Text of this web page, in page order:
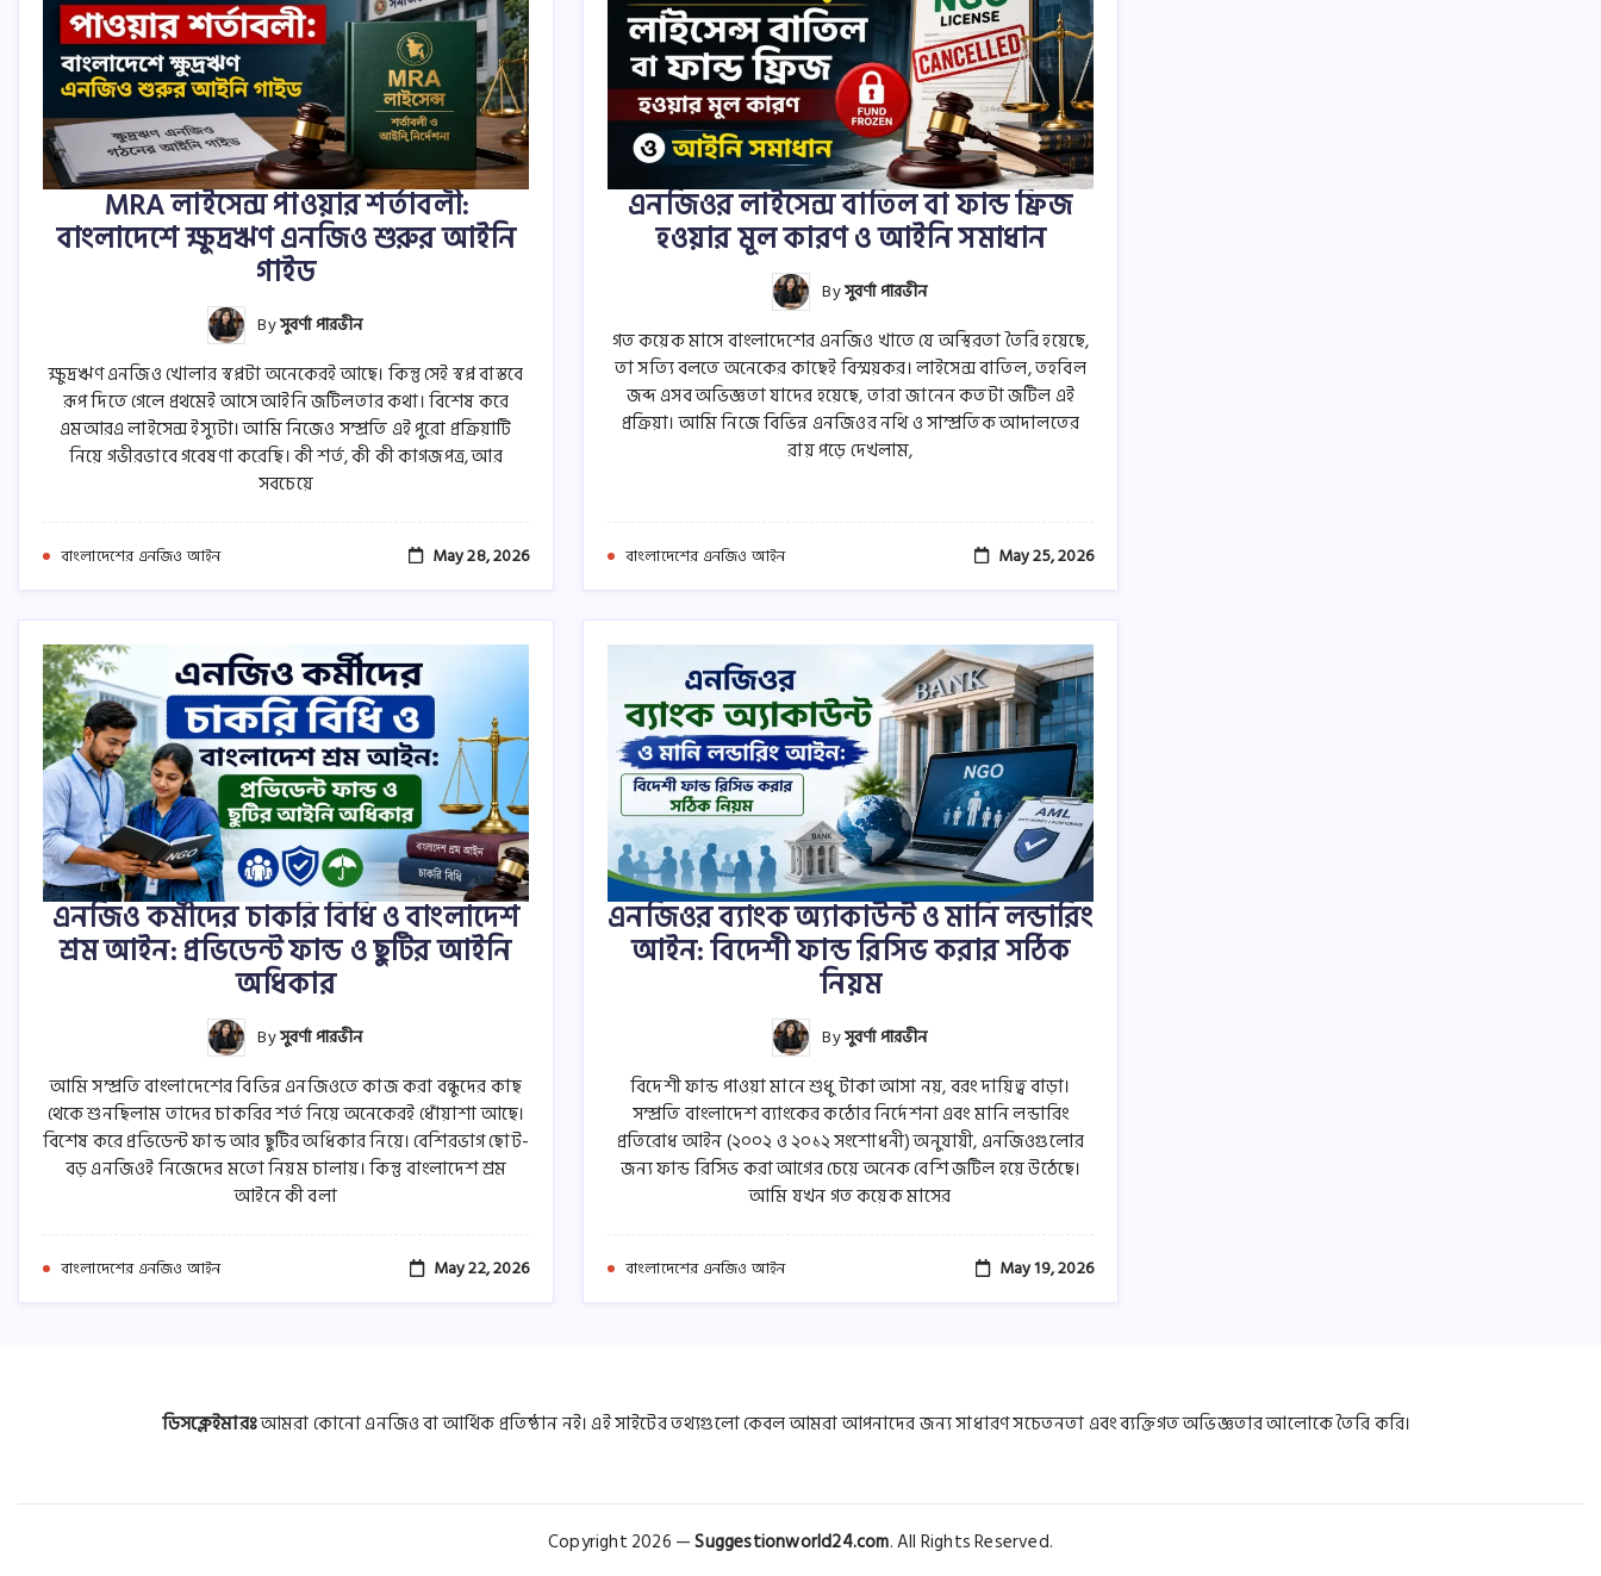
MRA লাইসেন্স পাওয়ার শর্তাবলী:
বাংলাদেশে ক্ষুদ্রঋণ এনজিও শুরুর আইনি
গাইড
Byসুবর্ণা পারভীন
ক্ষুদ্রঋণ এনজিও খোলার স্বপ্নটা অনেকেরই আছে। কিন্তু সেই স্বপ্ন বাস্তবে
রূপ দিতে গেলে প্রথমেই আসে আইনি জটিলতার কথা। বিশেষ করে
এমআরএ লাইসেন্স ইস্যুটা। আমি নিজেও সম্প্রতি এই পুরো প্রক্রিয়াটি
নিয়ে গভীরভাবে গবেষণা করেছি। কী শর্ত, কী কী কাগজপত্র, আর
সবচেয়ে
বাংলাদেশের এনজিও আইন May 28, 2026
এনজিওর লাইসেন্স বাতিল বা ফান্ড ফ্রিজ
হওয়ার মূল কারণ ও আইনি সমাধান
Byসুবর্ণা পারভীন
গত কয়েক মাসে বাংলাদেশের এনজিও খাতে যে অস্থিরতা তৈরি হয়েছে,
তা সত্যি বলতে অনেকের কাছেই বিস্ময়কর। লাইসেন্স বাতিল, তহবিল
জব্দ এসব অভিজ্ঞতা যাদের হয়েছে, তারা জানেন কতটা জটিল এই
প্রক্রিয়া। আমি নিজে বিভিন্ন এনজিওর নথি ও সাম্প্রতিক আদালতের
রায় পড়ে দেখলাম,
বাংলাদেশের এনজিও আইন May 25, 2026
এনজিও কর্মীদের চাকরি বিধি ও বাংলাদেশ
শ্রম আইন: প্রভিডেন্ট ফান্ড ও ছুটির আইনি
অধিকার
Byসুবর্ণা পারভীন
আমি সম্প্রতি বাংলাদেশের বিভিন্ন এনজিওতে কাজ করা বন্ধুদের কাছ
থেকে শুনছিলাম তাদের চাকরির শর্ত নিয়ে অনেকেরই ধোঁয়াশা আছে।
বিশেষ করে প্রভিডেন্ট ফান্ড আর ছুটির অধিকার নিয়ে। বেশিরভাগ ছোট-
বড় এনজিওই নিজেদের মতো নিয়ম চালায়। কিন্তু বাংলাদেশ শ্রম
আইনে কী বলা
বাংলাদেশের এনজিও আইন May 22, 2026
এনজিওর ব্যাংক অ্যাকাউন্ট ও মানি লন্ডারিং
আইন: বিদেশী ফান্ড রিসিভ করার সঠিক
নিয়ম
Byসুবর্ণা পারভীন
বিদেশী ফান্ড পাওয়া মানে শুধু টাকা আসা নয়, বরং দায়িত্ব বাড়া।
সম্প্রতি বাংলাদেশ ব্যাংকের কঠোর নির্দেশনা এবং মানি লন্ডারিং
প্রতিরোধ আইন (২০০২ ও ২০১২ সংশোধনী) অনুযায়ী, এনজিওগুলোর
জন্য ফান্ড রিসিভ করা আগের চেয়ে অনেক বেশি জটিল হয়ে উঠেছে।
আমি যখন গত কয়েক মাসের
বাংলাদেশের এনজিও আইন May 19, 2026
ডিসক্লেইমারঃআমরা কোনো এনজিও বা আর্থিক প্রতিষ্ঠান নই। এই সাইটের তথ্যগুলো কেবল আমরা আপনাদের জন্য সাধারণ সচেতনতা এবং ব্যক্তিগত অভিজ্ঞতার আলোকে তৈরি করি।
Copyright 2026 —Suggestionworld24.com. All Rights Reserved.